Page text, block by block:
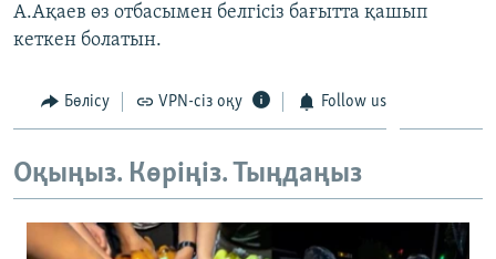
А.Ақаев өз отбасымен белгісіз бағытта қашып
кеткен болатын.
Бөлісу VPN-сіз оқу Follow us
Оқыңыз. Көріңіз. Тыңдаңыз